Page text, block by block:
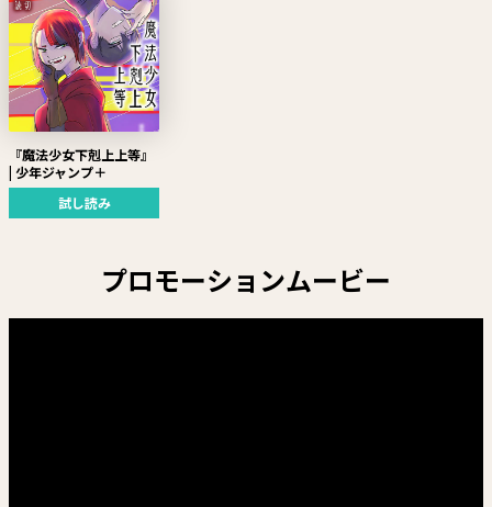
『魔法少女下剋上上等』
| 少年ジャンプ＋
試し読み
プロモーションムービー